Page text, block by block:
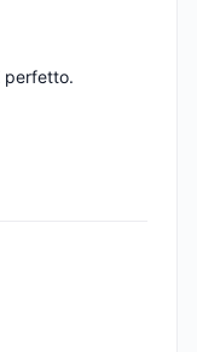
perfetto.